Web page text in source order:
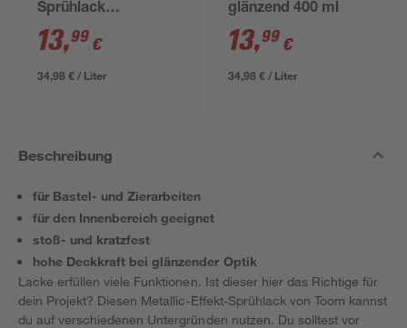
Sprühlack
silberfarben glänzend
400 ml
13,99 €
34,98 € / Liter
glänzend 400 ml
13,99 €
34,98 € / Liter
Beschreibung
für Bastel- und Zierarbeiten
für den Innenbereich geeignet
stoß- und kratzfest
hohe Deckkraft bei glänzender Optik
Lacke erfüllen viele Funktionen. Ist dieser hier das Richtige für
dein Projekt? Diesen Metallic-Effekt-Sprühlack von Toom kannst
du auf verschiedenen Untergründen nutzen. Du solltest vor